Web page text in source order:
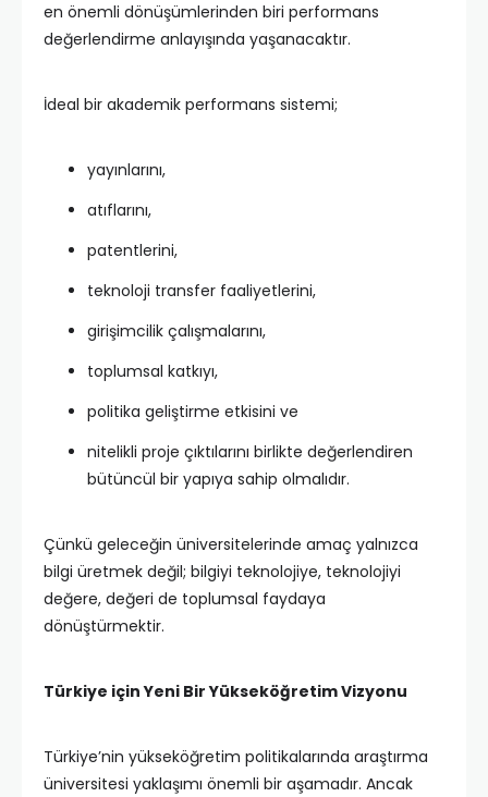
en önemli dönüşümlerinden biri performans
değerlendirme anlayışında yaşanacaktır.
İdeal bir akademik performans sistemi;
yayınlarını,
atıflarını,
patentlerini,
teknoloji transfer faaliyetlerini,
girişimcilik çalışmalarını,
toplumsal katkıyı,
politika geliştirme etkisini ve
nitelikli proje çıktılarını birlikte değerlendiren
bütüncül bir yapıya sahip olmalıdır.
Çünkü geleceğin üniversitelerinde amaç yalnızca
bilgi üretmek değil; bilgiyi teknolojiye, teknolojiyi
değere, değeri de toplumsal faydaya
dönüştürmektir.
Türkiye için Yeni Bir Yükseköğretim Vizyonu
Türkiye’nin yükseköğretim politikalarında araştırma
üniversitesi yaklaşımı önemli bir aşamadır. Ancak